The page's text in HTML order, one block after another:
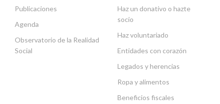
Publicaciones
Agenda
Observatorio de la Realidad
Social
Haz un donativo o hazte
socio
Haz voluntariado
Entidades con corazón
Legados y herencias
Ropa y alimentos
Beneficios fiscales